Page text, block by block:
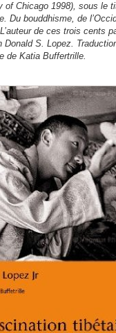
of Chicago 1998), sous le
Du bouddhisme, de
de ces trois cents
Donald S. Lopez.
de Katia Buffertrille.